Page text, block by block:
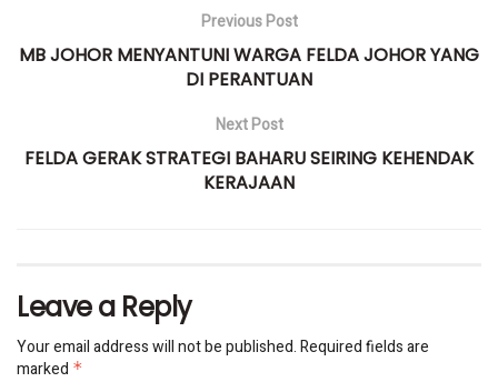
Previous Post
MB JOHOR MENYANTUNI WARGA FELDA JOHOR YANG
DI PERANTUAN
Next Post
FELDA GERAK STRATEGI BAHARU SEIRING KEHENDAK
KERAJAAN
Leave a Reply
Your email address will not be published.Required fields are
marked *